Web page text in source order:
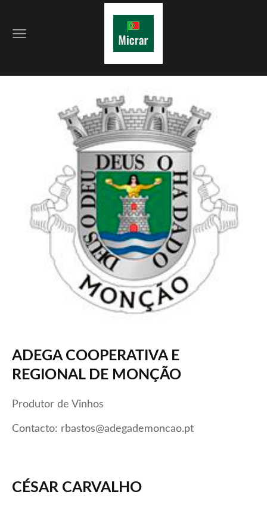
ADEGA COOPERATIVA E
REGIONAL DE MONÇÃO
Produtor de Vinhos
Contacto: rbastos@adegademoncao.pt
CÉSAR CARVALHO